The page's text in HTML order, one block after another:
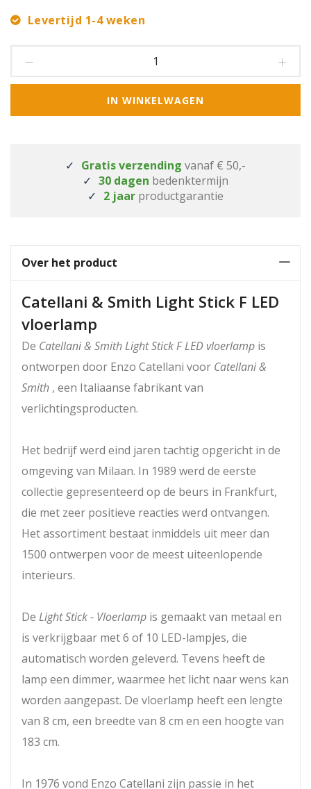
Levertijd 1-4 weken
IN WINKELWAGEN
Gratis verzending vanaf € 50,-
30 dagen bedenktermijn
2 jaar productgarantie
Over het product
Catellani & Smith Light Stick F LED
vloerlamp
De Catellani & Smith Light Stick F LED vloerlamp is
ontworpen door Enzo Catellani voor Catellani &
Smith , een Italiaanse fabrikant van
verlichtingsproducten.
Het bedrijf werd eind jaren tachtig opgericht in de
omgeving van Milaan. In 1989 werd de eerste
collectie gepresenteerd op de beurs in Frankfurt,
die met zeer positieve reacties werd ontvangen.
Het assortiment bestaat inmiddels uit meer dan
1500 ontwerpen voor de meest uiteenlopende
interieurs.
De Light Stick - Vloerlamp is gemaakt van metaal en
is verkrijgbaar met 6 of 10 LED-lampjes, die
automatisch worden geleverd. Tevens heeft de
lamp een dimmer, waarmee het licht naar wens kan
worden aangepast. De vloerlamp heeft een lengte
van 8 cm, een breedte van 8 cm en een hoogte van
183 cm.
In 1976 vond Enzo Catellani zijn passie in het